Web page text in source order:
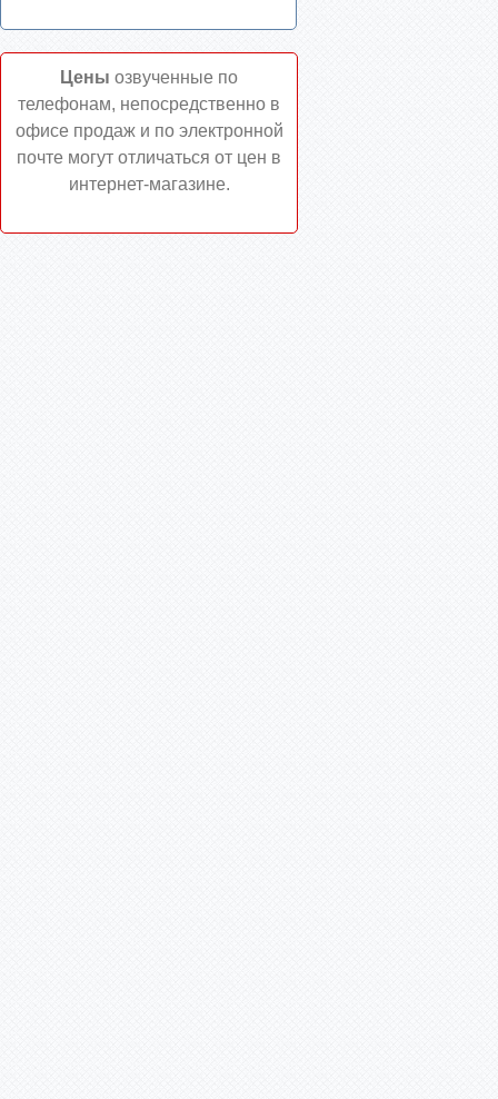
Цены озвученные по
телефонам, непосредственно в
офисе продаж и по электронной
почте могут отличаться от цен в
интернет-магазине.